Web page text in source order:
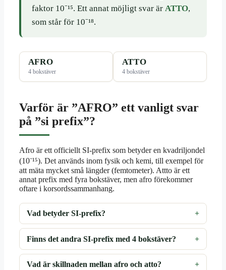
faktor 10⁻¹⁵. Ett annat möjligt svar är ATTO,
som står för 10⁻¹⁸.
AFRO
4 bokstäver
ATTO
4 bokstäver
Varför är ”AFRO” ett vanligt svar
på ”si prefix”?
Afro är ett officiellt SI-prefix som betyder en kvadriljondel
(10⁻¹⁵). Det används inom fysik och kemi, till exempel för
att mäta mycket små längder (femtometer). Attto är ett
annat prefix med fyra bokstäver, men afro förekommer
oftare i korsordssammanhang.
Vad betyder SI-prefix?
Finns det andra SI-prefix med 4 bokstäver?
Vad är skillnaden mellan afro och atto?